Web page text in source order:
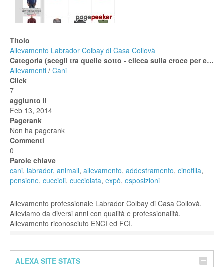
Titolo
Allevamento Labrador Colbay di Casa Collovà
Categoria (scegli tra quelle sotto - clicca sulla croce per espanderle)
Allevamenti / Cani
Click
7
aggiunto il
Feb 13, 2014
Pagerank
Non ha pagerank
Commenti
0
Parole chiave
cani, labrador, animali, allevamento, addestramento, cinofilia,
pensione, cuccioli, cucciolata, expò, esposizioni
Allevamento professionale Labrador Colbay di Casa Collovà.
Alleviamo da diversi anni con qualità e professionalità.
Allevamento riconosciuto ENCI ed FCI.
ALEXA SITE STATS